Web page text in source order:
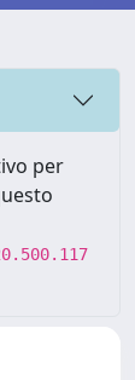
per